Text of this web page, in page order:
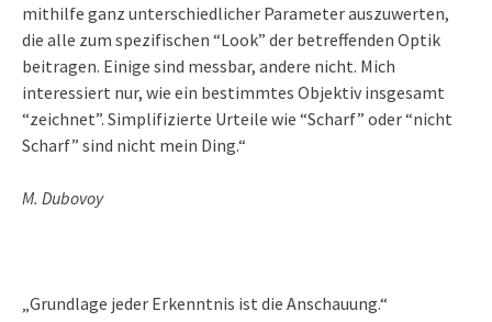
mithilfe ganz unterschiedlicher Parameter auszuwerten,
die alle zum spezifischen “Look” der betreffenden Optik
beitragen. Einige sind messbar, andere nicht. Mich
interessiert nur, wie ein bestimmtes Objektiv insgesamt
“zeichnet”. Simplifizierte Urteile wie “Scharf” oder “nicht
Scharf” sind nicht mein Ding.“
M. Dubovoy
„Grundlage jeder Erkenntnis ist die Anschauung.“